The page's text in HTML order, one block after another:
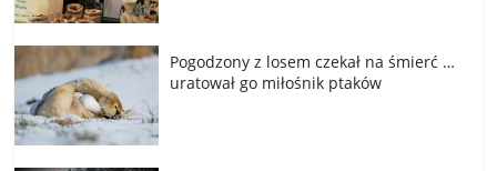
Pogodzony z losem czekał na śmierć …
uratował go miłośnik ptaków